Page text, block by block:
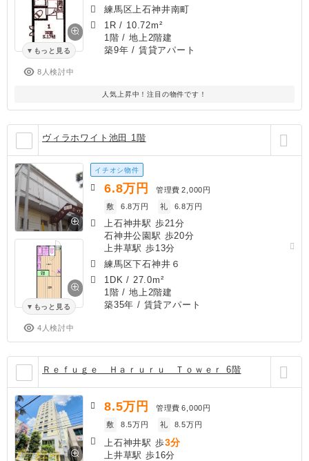
もっと見る
8人検討中
練馬区上石神井南町
1R / 10.72m²
1階 / 地上2階建
築9年 / 賃貸アパート
人気上昇中！注目の物件です！
ヴィラホワイト池田 1階
もっと見る
4人検討中
イチオシ物件
6.8万円 管理費 2,000円
敷
6.8万円 礼 6.8万円
上石神井駅 歩21分
石神井公園駅 歩20分
上井草駅 歩13分
練馬区下石神井６
1DK / 27.0m²
1階 / 地上2階建
築35年 / 賃貸アパート
Ｒｅｆｕｇｅ Ｈａｒｕｒｕ Ｔｏｗｅｒ 6階
8.5万円 管理費 6,000円
敷
8.5万円 礼 8.5万円
上石神井駅 歩3分
上井草駅 歩16分